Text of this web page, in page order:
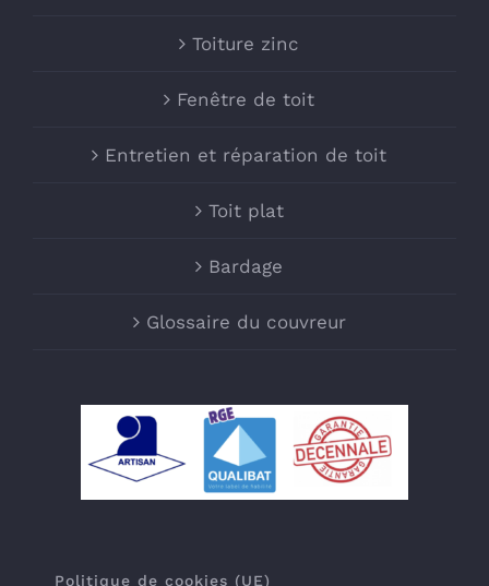
Toiture zinc
Fenêtre de toit
Entretien et réparation de toit
Toit plat
Bardage
Glossaire du couvreur
Politique de cookies (UE)